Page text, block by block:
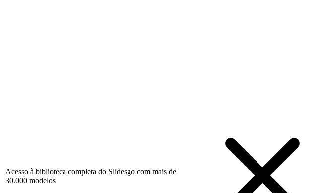
Acesso à biblioteca completa do Slidesgo com mais de
30.000 modelos